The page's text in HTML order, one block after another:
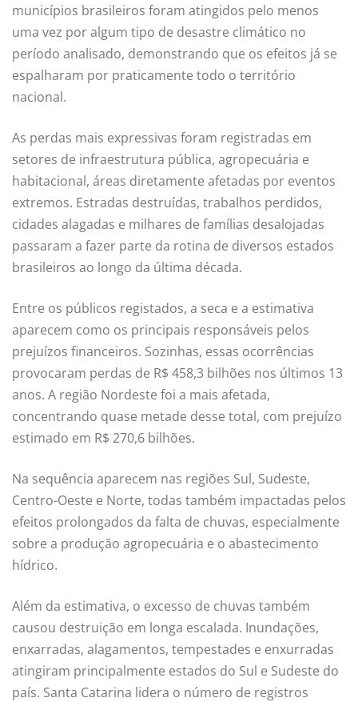
municípios brasileiros foram atingidos pelo menos
uma vez por algum tipo de desastre climático no
período analisado, demonstrando que os efeitos já se
espalharam por praticamente todo o território
nacional.
As perdas mais expressivas foram registradas em
setores de infraestrutura pública, agropecuária e
habitacional, áreas diretamente afetadas por eventos
extremos. Estradas destruídas, trabalhos perdidos,
cidades alagadas e milhares de famílias desalojadas
passaram a fazer parte da rotina de diversos estados
brasileiros ao longo da última década.
Entre os públicos registados, a seca e a estimativa
aparecem como os principais responsáveis ​​pelos
prejuízos financeiros. Sozinhas, essas ocorrências
provocaram perdas de R$ 458,3 bilhões nos últimos 13
anos. A região Nordeste foi a mais afetada,
concentrando quase metade desse total, com prejuízo
estimado em R$ 270,6 bilhões.
Na sequência aparecem nas regiões Sul, Sudeste,
Centro-Oeste e Norte, todas também impactadas pelos
efeitos prolongados da falta de chuvas, especialmente
sobre a produção agropecuária e o abastecimento
hídrico.
Além da estimativa, o excesso de chuvas também
causou destruição em longa escalada. Inundações,
enxarradas, alagamentos, tempestades e enxurradas
atingiram principalmente estados do Sul e Sudeste do
país. Santa Catarina lidera o número de registros